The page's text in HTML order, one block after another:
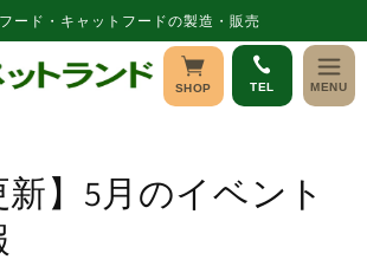
ード・キャットフードの製造・販売
MENU
TEL
SHOP
新】5月のイベント